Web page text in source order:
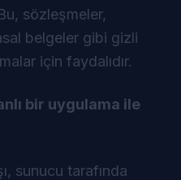
sözleşmeler,
belgeler gibi gizli
için faydalıdır.
bir uygulama ile
sunucu tarafında